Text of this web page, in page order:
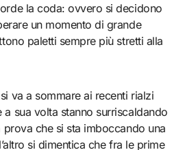
la coda: ovvero si decidono
un momento di grande
paletti sempre più stretti alla
va a sommare ai recenti rialzi
sua volta stanno surriscaldando
prova che si sta imboccando una
si dimentica che fra le prime